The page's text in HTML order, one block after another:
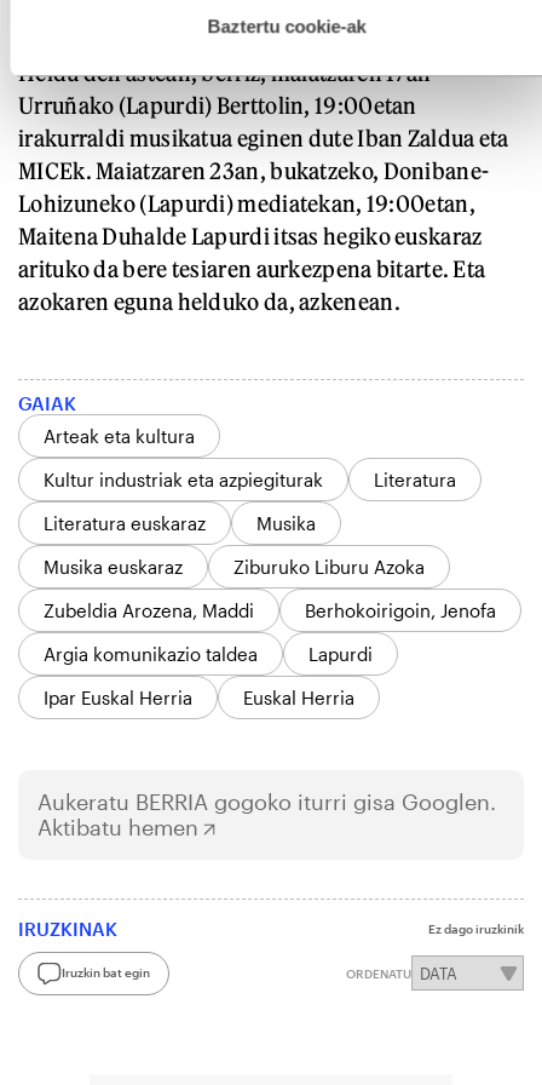
esplizitua ematen diguzu.Gehiago irakurri
Baztertu cookie-ak
Heldu den astean, berriz, maiatzaren 17an
Urruñako (Lapurdi) Berttolin, 19:00etan
irakurraldi musikatua eginen dute Iban Zaldua eta
MICEk. Maiatzaren 23an, bukatzeko, Donibane-
Lohizuneko (Lapurdi) mediatekan, 19:00etan,
Maitena Duhalde Lapurdi itsas hegiko euskaraz
arituko da bere tesiaren aurkezpena bitarte. Eta
azokaren eguna helduko da, azkenean.
GAIAK
Arteak eta kultura
Kultur industriak eta azpiegiturak
Literatura
Literatura euskaraz
Musika
Musika euskaraz
Ziburuko Liburu Azoka
Zubeldia Arozena, Maddi
Berhokoirigoin, Jenofa
Argia komunikazio taldea
Lapurdi
Ipar Euskal Herria
Euskal Herria
Aukeratu BERRIA gogoko iturri gisa Googlen.
Aktibatu hemen
IRUZKINAK Ez dago iruzkinik
Iruzkin bat egin ORDENATU